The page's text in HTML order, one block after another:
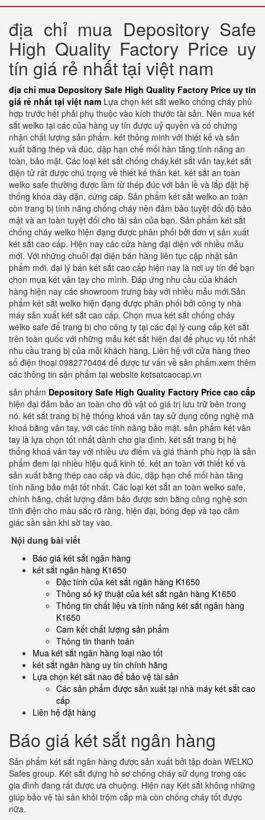
địa chỉ mua Depository Safe
High Quality Factory Price uy
tín giá rẻ nhất tại việt nam
địa chỉ mua Depository Safe High Quality Factory Price uy tín
giá rẻ nhất tại việt nam Lựa chọn két sắt welko chống cháy phù
hợp trước hết phải phụ thuộc vào kích thước tài sản. Nên mua két
sắt welko tại các của hàng uy tín được uỷ quyền và có chứng
nhận chất lượng sản phẩm. két thông minh với thiết kế và sản
xuất bằng thép và đúc, dập hạn chế mối hàn tăng tính năng an
toàn, bảo mật. Các loại két sắt chống cháy,két sắt vân tay,két sắt
điện tử rất được chú trọng về thiết kế thân két. két sắt an toàn
welko safe thường được làm từ thép đúc với bản lề và lắp đặt hệ
thống khóa dày dặn, cứng cáp. Sản phẩm két sắt welko an toàn
còn trang bị tính năng chống cháy nên đảm bảo tuyệt đối độ bảo
mật và an toàn tuyệt đối cho tài sản của bạn. Sản phẩm két sắt
chống cháy welko hiện đạng được phân phối bởi đơn vị sản xuất
két sắt cao cấp. Hiện nay các cửa hàng đại diện với nhiều mẫu
mới. Với những chuỗi đại diện bán hàng liên tục cập nhật sản
phẩm mới. đại lý bán két sắt cao cấp hiện nay là nơi uy tín để bạn
chọn mua két vân tay cho mình. Đáp ứng nhu cầu của khách
hàng hiện nay các showroom trưng bày với nhiều mẫu mới.Sản
phẩm két sắt welko hiện đạng được phân phối bởi công ty nhà
máy sản xuất két sắt cao cấp. Chọn mua két sắt chống cháy
welko safe để trang bị cho công ty tại các đại lý cung cấp két sắt
trên toàn quốc với những mẫu két sắt hiện đại để phục vụ tốt nhất
nhu cầu trang bị của mỗi khách hàng. Liên hệ với cửa hàng theo
số điện thoại 0982770404 để được tư vấn về sản phẩm.xem thêm
các thông tin sản phẩm tại website ketsatcaocap.vn
sản phẩm Depository Safe High Quality Factory Price cao cấp
hiện đại đảm bảo an toàn cho đồ vật có giá trị lưu trữ bên trong
nó. két sắt trang bị hệ thống khoá vân tay sử dụng công nghệ mã
khoá bằng vân tay, với các tính năng bảo mật. sản phẩm két vân
tay là lựa chọn tốt nhất dành cho gia đình. két sắt trang bị hệ
thống khoá vân tay với nhiều ưu điểm và giá thành phù hợp là sản
phẩm đem lại nhiều hiệu quả kinh tế. két an toàn với thiết kế và
sản xuất bằng thép cao cấp và đúc, dập hạn chế mối hàn tăng
tính năng bảo mật tốt nhất. Các loại két sắt an toàn welko safe,
chính hãng, chất lượng đảm bảo được sơn bằng công nghệ sơn
tĩnh điện cho màu sắc rõ ràng, hiện đại, bóng đẹp và tạo cảm
giác sần sần khi sờ tay vào.
Nội dung bài viết
Báo giá két sắt ngân hàng
két sắt ngân hàng K1650
Đặc tính của két sắt ngân hàng K1650
Thông số kỹ thuật của két sắt ngân hàng K1650
Thông tin chất liệu và tính năng két sắt ngân hàng
K1650
Cam kết chất lượng sản phẩm
Thông tin thanh toán
Mua két sắt ngân hàng loại nào tốt
két sắt ngân hàng uy tín chính hãng
Lựa chọn két sắt nào để bảo vệ tài sản
Các sản phẩm được sản xuất tại nhà máy két sắt cao
cấp
Liên hệ đặt hàng
Báo giá két sắt ngân hàng
Sản phẩm két sắt ngân hàng được sản xuất bởi tập đoàn WELKO
Safes group. Két sắt đựng hồ sơ chống cháy sử dụng trong các
gia đình đang rất được ưa chuộng. Hiện nay Két sắt không những
giúp bảo vệ tài sản khỏi trộm cắp mà còn chống cháy tốt được
nữa.